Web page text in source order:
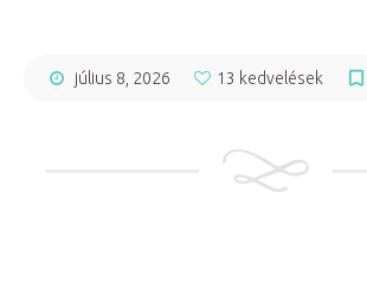
július 8, 2026 13 kedvelések